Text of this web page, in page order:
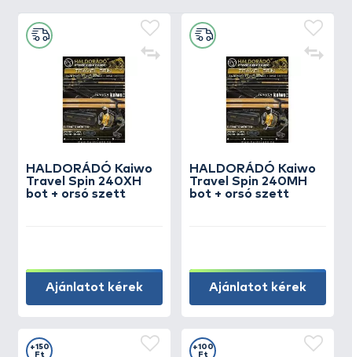
HALDORÁDÓ Kaiwo
Travel Spin 240XH
bot + orsó szett
Ajánlatot kérek
HALDORÁDÓ Kaiwo
Travel Spin 240MH
bot + orsó szett
Ajánlatot kérek
+150
Ft
+100
Ft